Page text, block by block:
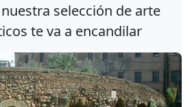
selección de arte
te va a encandilar